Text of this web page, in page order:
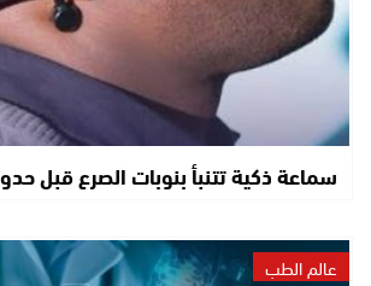
سماعة ذكية تتنبأ بنوبات الصرع قبل
عالم الطب